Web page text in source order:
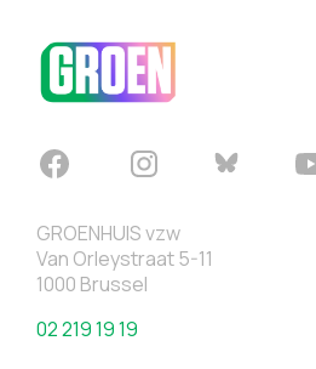
GROENHUIS vzw
Van Orleystraat 5-11
1000 Brussel
02 219 19 19